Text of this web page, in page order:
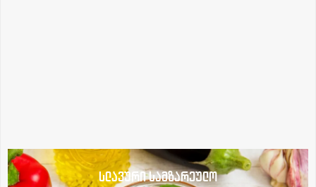
სლავური სამზარეულო